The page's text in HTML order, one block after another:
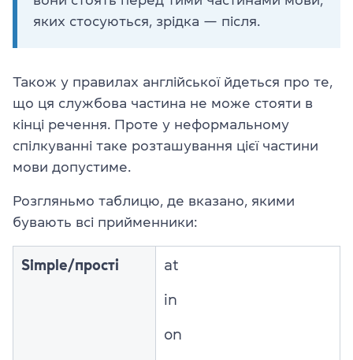
яких стосуються, зрідка — після.
Також у правилах англійської йдеться про те,
що ця службова частина не може стояти в
кінці речення. Проте у неформальному
спілкуванні таке розташування цієї частини
мови допустиме.
Розгляньмо таблицю, де вказано, якими
бувають всі прийменники:
Simple/прості at
in
on